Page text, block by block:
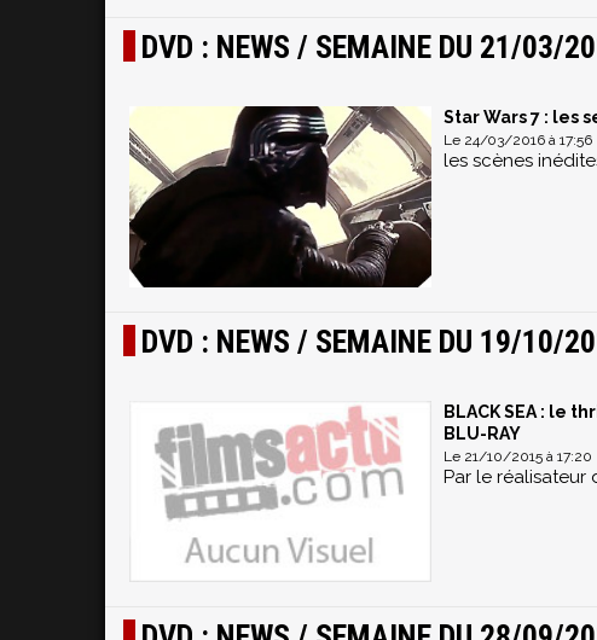
DVD : NEWS / SEMAINE DU 21/03/
Star Wars 7 : les
Le 24/03/2016 à 17:56
les scènes
DVD : NEWS / SEMAINE DU 19/10/
BLACK SEA : le
BLU-RAY
Le 21/10/2015 à 17:20
Par le réalisateur